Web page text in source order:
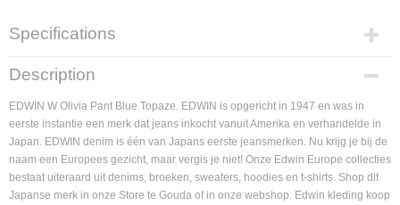
Specifications
Product code
I034285.01ZT
Supplier product code
I034285.01ZT
Description
EDWIN W Olivia Pant Blue Topaze. EDWIN is opgericht in 1947 en was in
eerste instantie een merk dat jeans inkocht vanuit Amerika en verhandelde in
Japan. EDWIN denim is één van Japans eerste jeansmerken. Nu krijg je bij de
naam een Europees gezicht, maar vergis je niet! Onze Edwin Europe collecties
bestaat uiteraard uit denims, broeken, sweaters, hoodies en t-shirts. Shop dit
Japanse merk in onze Store te Gouda of in onze webshop. Edwin kleding koop